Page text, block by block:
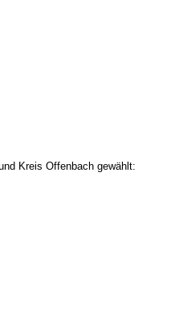
Kreis Offenbach gewählt: